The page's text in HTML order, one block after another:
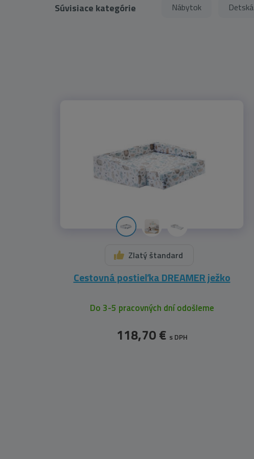
Súvisiace kategórie Nábytok
Zlatý štandard
Cestovná postieľka DREAMER ježko
Do 3-5 pracovných dní odošleme
118,70 € s DPH